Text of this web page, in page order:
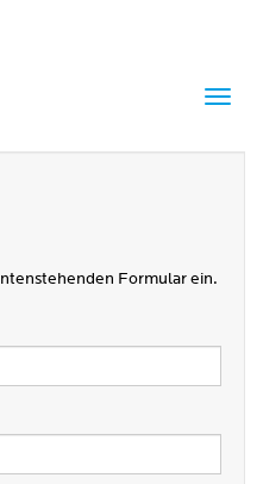
Menü
Formular ein.